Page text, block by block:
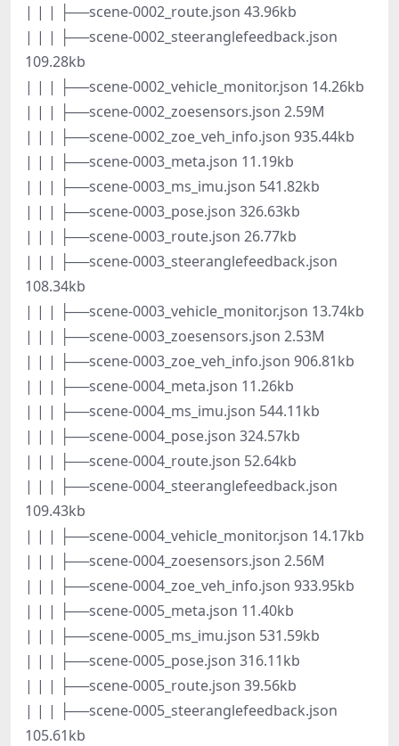
| | | ├──scene-0002_route.json 43.96kb
| | | ├──scene-0002_steeranglefeedback.json
109.28kb
| | | ├──scene-0002_vehicle_monitor.json 14.26kb
| | | ├──scene-0002_zoesensors.json 2.59M
| | | ├──scene-0002_zoe_veh_info.json 935.44kb
| | | ├──scene-0003_meta.json 11.19kb
| | | ├──scene-0003_ms_imu.json 541.82kb
| | | ├──scene-0003_pose.json 326.63kb
| | | ├──scene-0003_route.json 26.77kb
| | | ├──scene-0003_steeranglefeedback.json
108.34kb
| | | ├──scene-0003_vehicle_monitor.json 13.74kb
| | | ├──scene-0003_zoesensors.json 2.53M
| | | ├──scene-0003_zoe_veh_info.json 906.81kb
| | | ├──scene-0004_meta.json 11.26kb
| | | ├──scene-0004_ms_imu.json 544.11kb
| | | ├──scene-0004_pose.json 324.57kb
| | | ├──scene-0004_route.json 52.64kb
| | | ├──scene-0004_steeranglefeedback.json
109.43kb
| | | ├──scene-0004_vehicle_monitor.json 14.17kb
| | | ├──scene-0004_zoesensors.json 2.56M
| | | ├──scene-0004_zoe_veh_info.json 933.95kb
| | | ├──scene-0005_meta.json 11.40kb
| | | ├──scene-0005_ms_imu.json 531.59kb
| | | ├──scene-0005_pose.json 316.11kb
| | | ├──scene-0005_route.json 39.56kb
| | | ├──scene-0005_steeranglefeedback.json
105.61kb